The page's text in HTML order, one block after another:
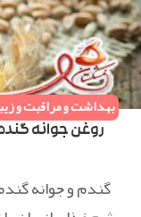
بهداشت و مراقبت و
همه مقالات
روغن جوانه
گندم و جوانه